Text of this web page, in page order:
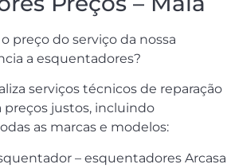
preço do serviço da nossa
a esquentadores?
serviços técnicos de reparação
justos, incluindo
as marcas e modelos:
– esquentadores Arcasa